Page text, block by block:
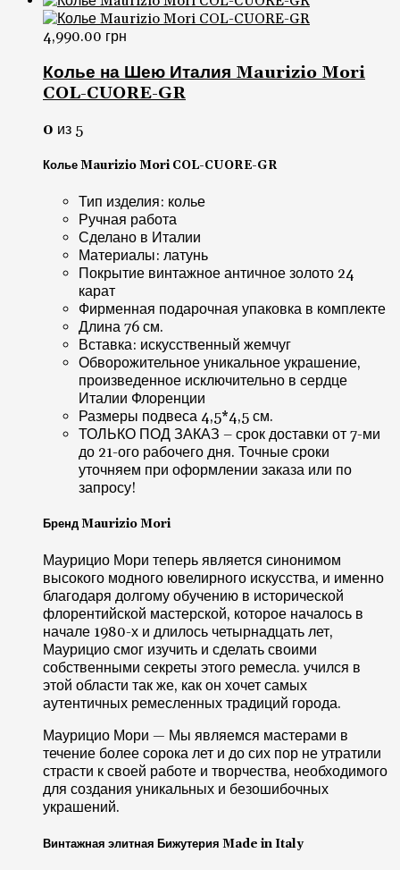
4,990.00 грн
Колье на Шею Италия Maurizio Mori
COL-CUORE-GR
0 из 5
Колье Maurizio Mori COL-CUORE-GR
Тип изделия: колье
Ручная работа
Сделано в Италии
Материалы: латунь
Покрытие винтажное античное золото 24
карат
Фирменная подарочная упаковка в комплекте
Длина 76 см.
Вставка: искусственный жемчуг
Обворожительное уникальное украшение,
произведенное исключительно в сердце
Италии Флоренции
Размеры подвеса 4,5*4,5 см.
ТОЛЬКО ПОД ЗАКАЗ – срок доставки от 7-ми
до 21-ого рабочего дня. Точные сроки
уточняем при оформлении заказа или по
запросу!
Бренд Maurizio Mori
Маурицио Мори теперь является синонимом
высокого модного ювелирного искусства, и именно
благодаря долгому обучению в исторической
флорентийской мастерской, которое началось в
начале 1980-х и длилось четырнадцать лет,
Маурицио смог изучить и сделать своими
собственными секреты этого ремесла. учился в
этой области так же, как он хочет самых
аутентичных ремесленных традиций города.
Маурицио Мори — Мы являемся мастерами в
течение более сорока лет и до сих пор не утратили
страсти к своей работе и творчества, необходимого
для создания уникальных и безошибочных
украшений.
Винтажная элитная Бижутерия Made in Italy